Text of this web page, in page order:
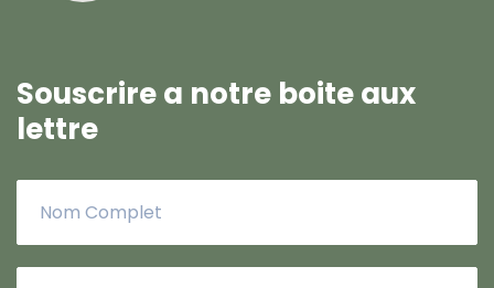
Souscrire a notre boite aux
lettre